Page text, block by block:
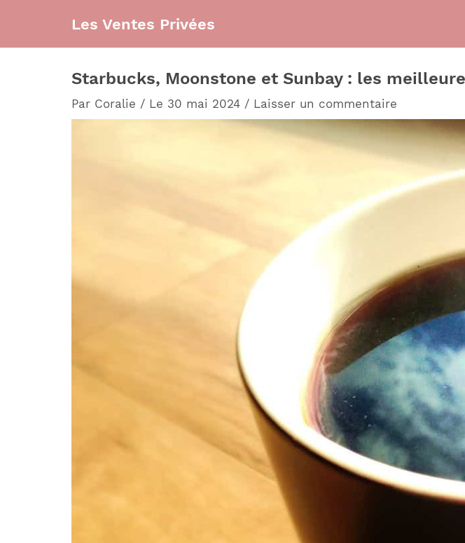
contenu
Les Ventes Privées
Starbucks, Moonstone et Sunbay : les
Par Coralie / Le 30 mai 2024 / Laisser un commentaire